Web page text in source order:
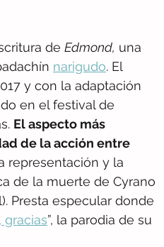
de Edmond, una
narigudo. El
y con la adaptación
en el festival de
El aspecto más
de la acción entre
representación y la
de la muerte de Cyrano
Presta especular donde
gracias”, la parodia de su